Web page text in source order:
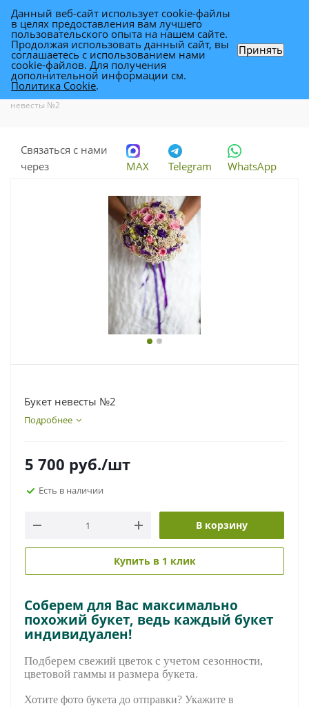
Букет невесты №2
Каталог - Каталог цветов в Уфе
невесты №2
Связаться с нами
через
MAX Telegram WhatsApp
Букет невесты №2
Подробнее
5 700 руб./шт
Есть в наличии
В корзину
Купить в 1 клик
Соберем для Вас максимально
похожий букет, ведь каждый букет
индивидуален!
Подберем свежий цветок с учетом сезонности,
цветовой гаммы и размера букета.
Хотите фото букета до отправки? Укажите в
Данный веб-сайт использует cookie-файлы
в целях предоставления вам лучшего
пользовательского опыта на нашем сайте.
Продолжая использовать данный сайт, вы
соглашаетесь с использованием нами
cookie-файлов. Для получения
дополнительной информации см.
Политика Cookie.
Принять